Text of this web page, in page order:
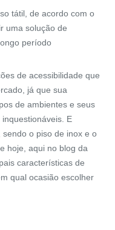
tátil, de acordo com o
uma solução de
período
de acessibilidade que
já que sua
de ambientes e seus
E
, sendo o piso de inox e o
hoje, aqui no blog da
características de
qual ocasião escolher